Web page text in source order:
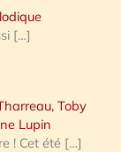
[…]
Toby
Lupin
! Cet été […]